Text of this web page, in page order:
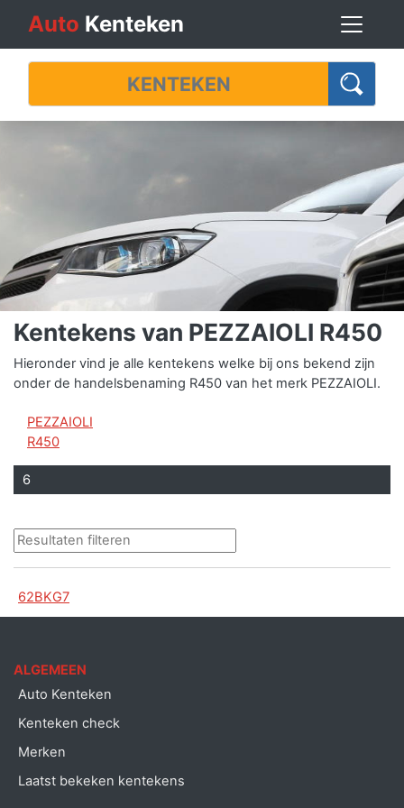
Auto Kenteken
Kentekens van PEZZAIOLI R450
Hieronder vind je alle kentekens welke bij ons bekend zijn
onder de handelsbenaming R450 van het merk PEZZAIOLI.
PEZZAIOLI
R450
6
62BKG7
ALGEMEEN
Auto Kenteken
Kenteken check
Merken
Laatst bekeken kentekens